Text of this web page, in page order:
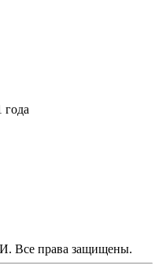
года
права защищены.